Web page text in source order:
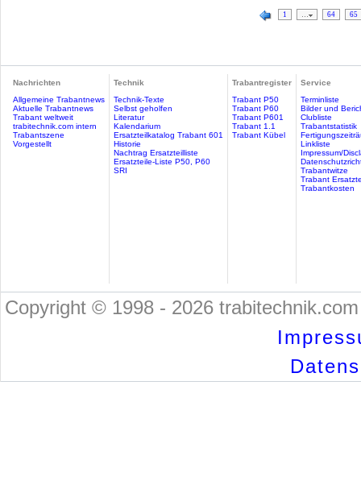
1 … 64 65
Nachrichten
Allgemeine Trabantnews
Aktuelle Trabantnews
Trabant weltweit
trabitechnik.com intern
Trabantszene
Vorgestellt
Technik
Technik-Texte
Selbst geholfen
Literatur
Kalendarium
Ersatzteilkatalog Trabant 601
Historie
Nachtrag Ersatzteilliste
Ersatzteile-Liste P50, P60
SRI
Trabantregister
Trabant P50
Trabant P60
Trabant P601
Trabant 1.1
Trabant Kübel
Service
Terminliste
Bilder und
Clubliste
Trabantstatistik
Linkliste
Impressum/
Trabantwitze
Trabant
Trabantkosten
Copyright © 1998 - 2026